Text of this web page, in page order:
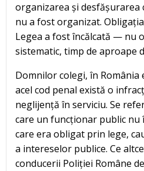
organizarea și desfășurarea
nu a fost organizat.
Legea a fost încălcată — nu
sistematic, timp de aproape
Domnilor colegi, în România
acel cod penal există o
neglijență în serviciu. Se
care un funcționar public nu
care era obligat prin lege,
a intereselor publice. Ce
conducerii Poliției Române